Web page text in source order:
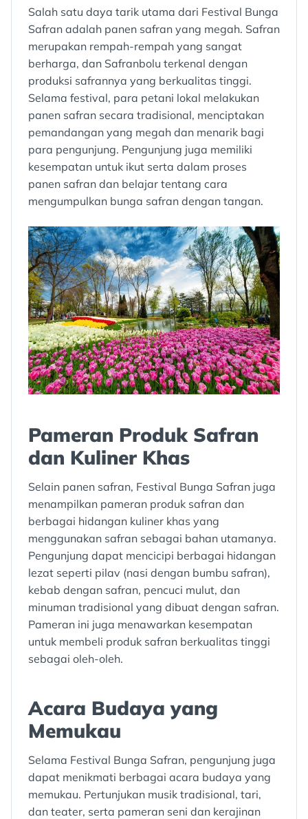
Salah satu daya tarik utama dari Festival Bunga
Safran adalah panen safran yang megah. Safran
merupakan rempah-rempah yang sangat
berharga, dan Safranbolu terkenal dengan
produksi safrannya yang berkualitas tinggi.
Selama festival, para petani lokal melakukan
panen safran secara tradisional, menciptakan
pemandangan yang megah dan menarik bagi
para pengunjung. Pengunjung juga memiliki
kesempatan untuk ikut serta dalam proses
panen safran dan belajar tentang cara
mengumpulkan bunga safran dengan tangan.
Pameran Produk Safran
dan Kuliner Khas
Selain panen safran, Festival Bunga Safran juga
menampilkan pameran produk safran dan
berbagai hidangan kuliner khas yang
menggunakan safran sebagai bahan utamanya.
Pengunjung dapat mencicipi berbagai hidangan
lezat seperti pilav (nasi dengan bumbu safran),
kebab dengan safran, pencuci mulut, dan
minuman tradisional yang dibuat dengan safran.
Pameran ini juga menawarkan kesempatan
untuk membeli produk safran berkualitas tinggi
sebagai oleh-oleh.
Acara Budaya yang
Memukau
Selama Festival Bunga Safran, pengunjung juga
dapat menikmati berbagai acara budaya yang
memukau. Pertunjukan musik tradisional, tari,
dan teater, serta pameran seni dan kerajinan